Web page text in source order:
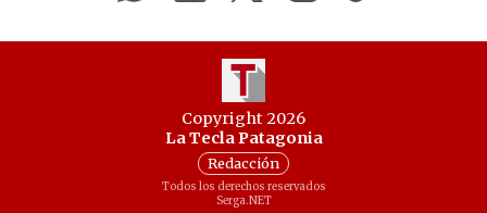
Copyright 2026
La Tecla Patagonia
Redacción
Todos los derechos reservados
Serga.NET